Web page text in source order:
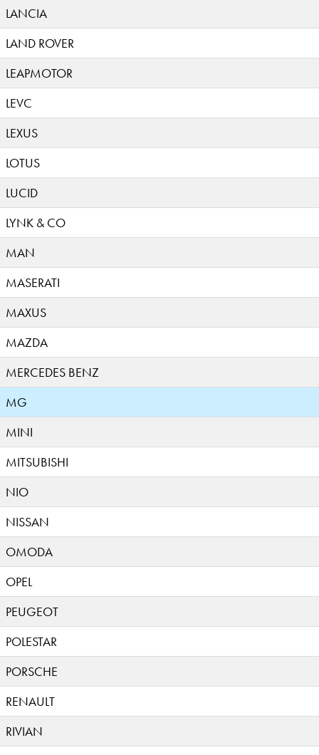
LANCIA
LAND ROVER
LEAPMOTOR
LEVC
LEXUS
LOTUS
LUCID
LYNK & CO
MAN
MASERATI
MAXUS
MAZDA
MERCEDES BENZ
MG
MINI
MITSUBISHI
NIO
NISSAN
OMODA
OPEL
PEUGEOT
POLESTAR
PORSCHE
RENAULT
RIVIAN